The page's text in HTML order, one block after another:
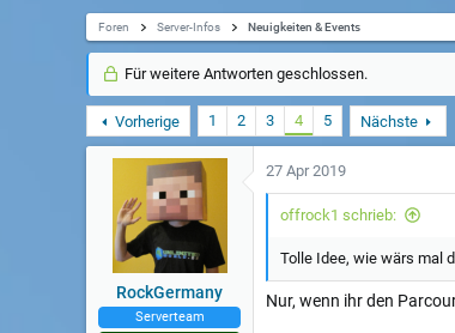
e
m
e
n
s
t
a
r
t
u
m
S
a
t
Foren Server-Infos Neuigkeiten & Events
Für weitere Antworten geschlossen.
Vorherige 1 2 3 4 5 Nächste
RockGermany
Serverteam
27 Apr 2019
offrock1 schrieb:
Tolle Idee, wie wärs mal
Nur, wenn ihr den